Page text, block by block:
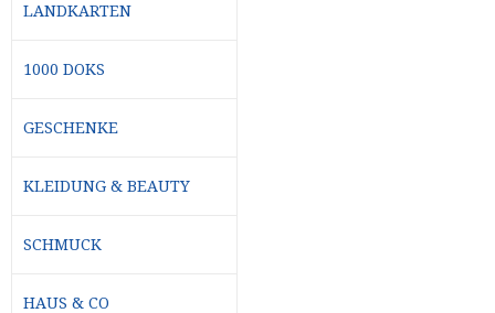
LANDKARTEN
1000 DOKS
GESCHENKE
KLEIDUNG & BEAUTY
SCHMUCK
HAUS & CO